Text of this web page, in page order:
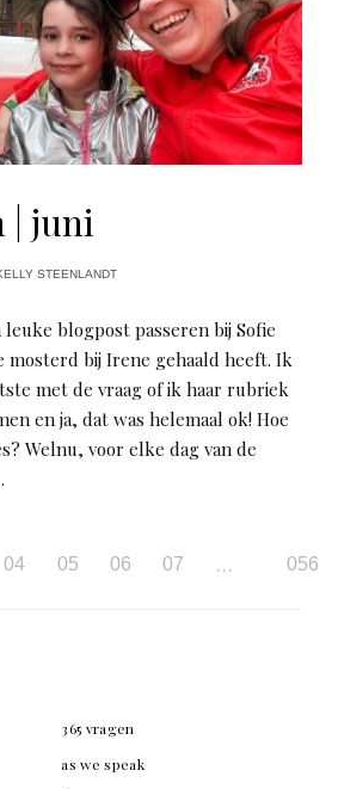
| juni
STEENLANDT
leuke blogpost passeren bij Sofie
mosterd bij Irene gehaald heeft. Ik
met de vraag of ik haar rubriek
en ja, dat was helemaal ok! Hoe
Welnu, voor elke dag van de
04 05 06 07 … 056
365 vragen
as we speak